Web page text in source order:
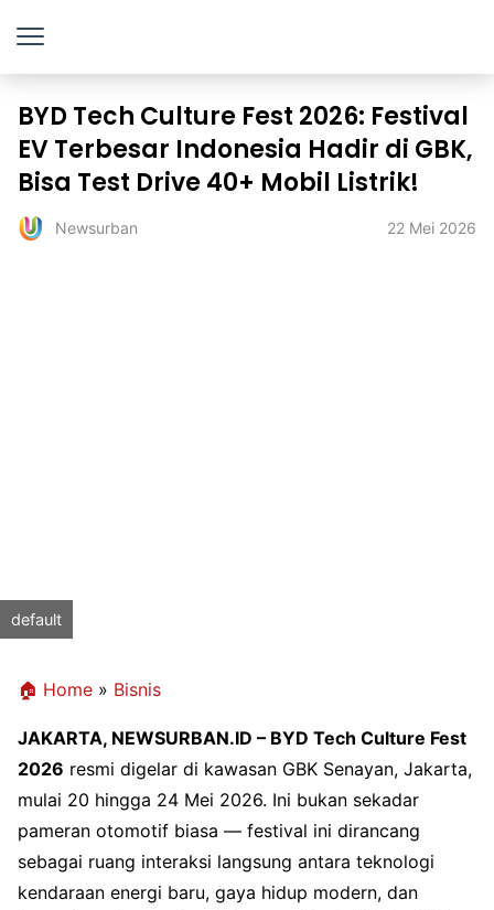
BYD Tech Culture Fest 2026: Festival
EV Terbesar Indonesia Hadir di GBK,
Bisa Test Drive 40+ Mobil Listrik!
Newsurban 22 Mei 2026
default
🏠 Home » Bisnis
JAKARTA, NEWSURBAN.ID – BYD Tech Culture Fest
2026 resmi digelar di kawasan GBK Senayan, Jakarta,
mulai 20 hingga 24 Mei 2026. Ini bukan sekadar
pameran otomotif biasa — festival ini dirancang
sebagai ruang interaksi langsung antara teknologi
kendaraan energi baru, gaya hidup modern, dan